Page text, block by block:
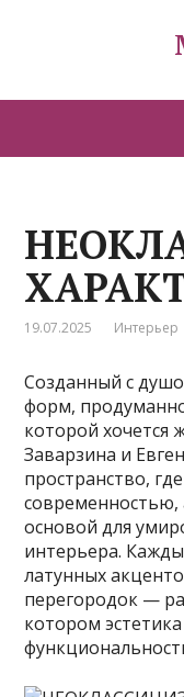
19.07.2025 Интерьер
Созданный с
форм,
которой хочется
Заварзина и
пространство,
современностью,
основой для
интерьера.
латунных
перегородок —
котором